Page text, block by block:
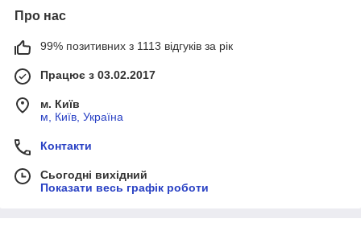
Про нас
99% позитивних з 1113 відгуків за рік
Працює з 03.02.2017
м. Київ
м, Київ, Україна
Контакти
Сьогодні вихідний
Показати весь графік роботи